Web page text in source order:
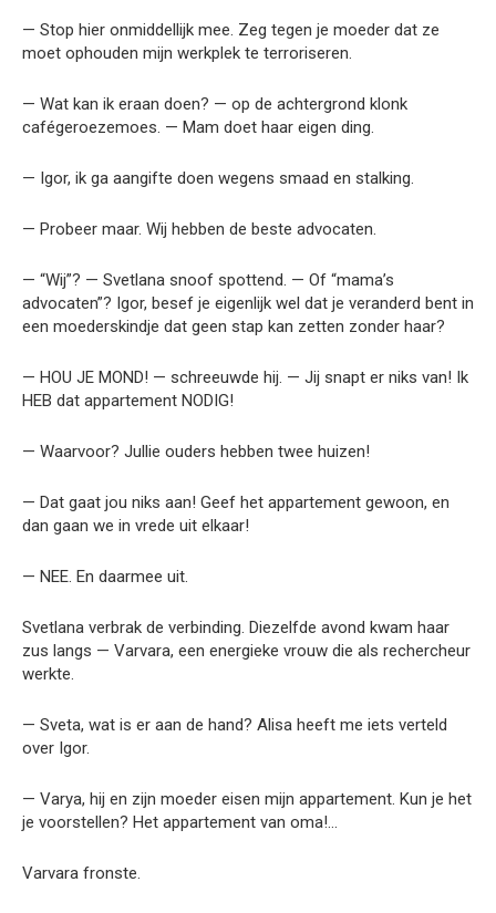
— Stop hier onmiddellijk mee. Zeg tegen je moeder dat ze
moet ophouden mijn werkplek te terroriseren.
— Wat kan ik eraan doen? — op de achtergrond klonk
cafégeroezemoes. — Mam doet haar eigen ding.
— Igor, ik ga aangifte doen wegens smaad en stalking.
— Probeer maar. Wij hebben de beste advocaten.
— “Wij”? — Svetlana snoof spottend. — Of “mama’s
advocaten”? Igor, besef je eigenlijk wel dat je veranderd bent in
een moederskindje dat geen stap kan zetten zonder haar?
— HOU JE MOND! — schreeuwde hij. — Jij snapt er niks van! Ik
HEB dat appartement NODIG!
— Waarvoor? Jullie ouders hebben twee huizen!
— Dat gaat jou niks aan! Geef het appartement gewoon, en
dan gaan we in vrede uit elkaar!
— NEE. En daarmee uit.
Svetlana verbrak de verbinding. Diezelfde avond kwam haar
zus langs — Varvara, een energieke vrouw die als rechercheur
werkte.
— Sveta, wat is er aan de hand? Alisa heeft me iets verteld
over Igor.
— Varya, hij en zijn moeder eisen mijn appartement. Kun je het
je voorstellen? Het appartement van oma!…
Varvara fronste.